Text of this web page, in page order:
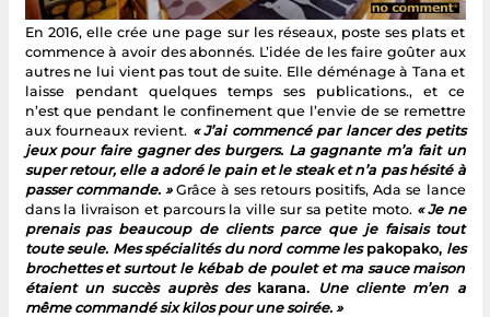
En 2016, elle crée une page sur les réseaux, poste ses plats et
commence à avoir des abonnés. L’idée de les faire goûter aux
autres ne lui vient pas tout de suite. Elle déménage à Tana et
laisse pendant quelques temps ses publications., et ce
n’est que pendant le confinement que l’envie de se remettre
aux fourneaux revient. « J’ai commencé par lancer des petits
jeux pour faire gagner des burgers. La gagnante m’a fait un
super retour, elle a adoré le pain et le steak et n’a pas hésité à
passer commande. » Grâce à ses retours positifs, Ada se lance
dans la livraison et parcours la ville sur sa petite moto. « Je ne
prenais pas beaucoup de clients parce que je faisais tout
toute seule. Mes spécialités du nord comme les pakopako,les
brochettes et surtout le kébab de poulet et ma sauce maison
étaient un succès auprès des karana. Une cliente m’en a
même commandé six kilos pour une soirée. »